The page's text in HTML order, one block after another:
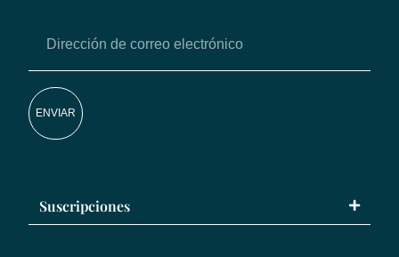
ENVIAR
Suscripciones